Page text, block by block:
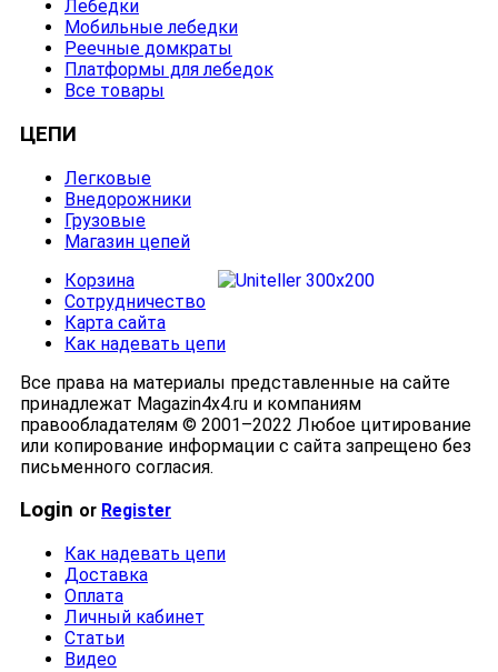
Лебедки
Мобильные лебедки
Реечные домкраты
Платформы для лебедок
Все товары
ЦЕПИ
Легковые
Внедорожники
Грузовые
Магазин цепей
Корзина
Сотрудничество
Карта сайта
Как надевать цепи
Все права на материалы представленные на сайте
принадлежат Magazin4x4.ru и компаниям
правообладателям © 2001–2022 Любое цитирование
или копирование информации с сайта запрещено без
письменного согласия.
Login or Register
Как надевать цепи
Доставка
Оплата
Личный кабинет
Статьи
Видео